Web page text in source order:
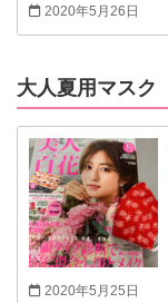
2020年5月26日
大人夏用マスク
2020年5月25日